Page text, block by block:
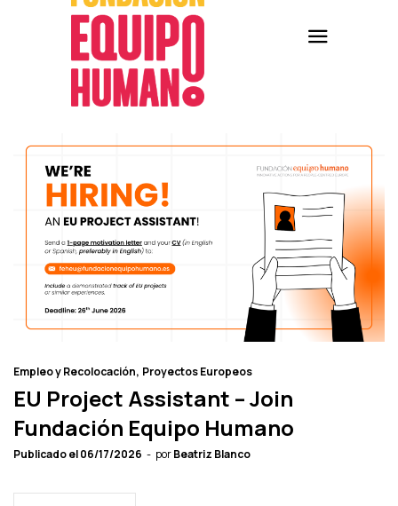
Empleo y Recolocación Proyectos Europeos
EU Project Assistant – Join
Fundación Equipo Humano
Publicado el06/17/2026 porBeatriz Blanco